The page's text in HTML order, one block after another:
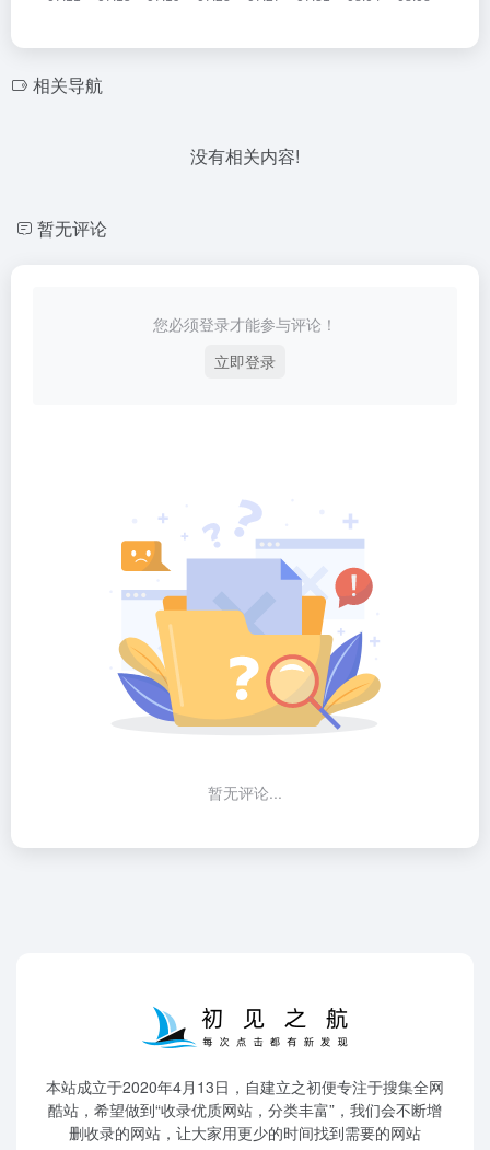
相关导航
没有相关内容!
暂无评论
您必须登录才能参与评论！
立即登录
暂无评论...
本站成立于2020年4月13日，自建立之初便专注于搜集全网
酷站，希望做到“收录优质网站，分类丰富”，我们会不断增
删收录的网站，让大家用更少的时间找到需要的网站